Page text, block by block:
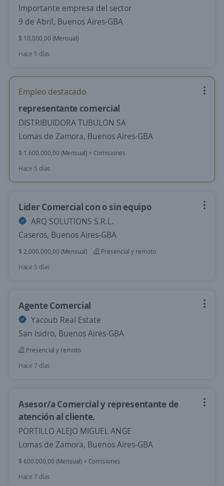
Importante empresa del sector
9 de Abril, Buenos Aires-GBA
$ 10.000,00 (Mensual)
Hace 5 días
Empleo destacado
representante comercial
DISTRIBUIDORA TUBULON SA
Lomas de Zamora, Buenos Aires-GBA
$ 1.600.000,00 (Mensual) + Comisiones
Hace 5 días
Lider Comercial con o sin equipo
ARQ SOLUTIONS S.R.L.
Caseros, Buenos Aires-GBA
$ 2.000.000,00 (Mensual)
Presencial y remoto
Hace 5 días
Agente Comercial
Yacoub Real Estate
San Isidro, Buenos Aires-GBA
Presencial y remoto
Hace 7 días
Asesor/a Comercial y representante de
atención al cliente.
PORTILLO ALEJO MIGUEL ANGE
Lomas de Zamora, Buenos Aires-GBA
$ 600.000,00 (Mensual) + Comisiones
Hace 7 días